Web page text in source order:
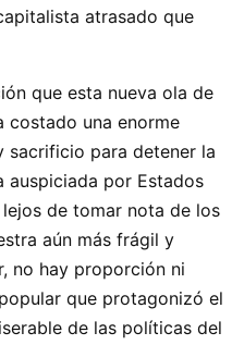
atrasado que
que esta nueva ola de
costado una enorme
sacrificio para detener la
auspiciada por Estados
de tomar nota de los
aún más frágil y
no hay proporción ni
que protagonizó el
de las políticas del